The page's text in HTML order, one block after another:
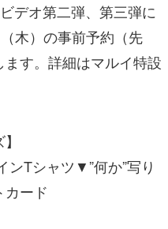
デオ第二弾、第三弾に
木）の事前予約（先
す。詳細はマルイ特設
Tシャツ▼”何か”写り
ード